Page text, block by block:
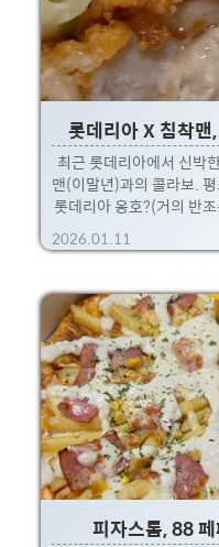
롯데리아 X 침착
최근 롯데리아에서 신박
맨(이말년)과의 콜라보.
롯데리아 옹호?(거의 반
지 모를정도로;;; 언급을
전용 광고와 전용 패키지
보면 맛있습니다.통다리
없을 수가 없는게 사실이
패티가 이리 맛있을 줄이
준이라는 비판도 있지만
음에 들었습니다. 저는 매
이라 그릭랜치를 픽!요
2026.01.11
피자스톰, 88